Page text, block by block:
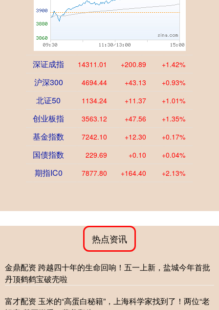
深证成指 14311.01 +200.89 +1.42%
沪深300 4694.44 +43.13 +0.93%
北证50 1134.24 +11.37 +1.01%
创业板指 3563.12 +47.56 +1.35%
基金指数 7242.10 +12.30 +0.17%
国债指数 229.69 +0.10 +0.04%
期指IC0 7877.80 +164.40 +2.13%
热点资讯
金鼎配资 跨越四十年的生命回响！五一上新，盐城今年首批
丹顶鹤鹤宝破壳啦
富才配资 玉米的“高蛋白秘籍”，上海科学家找到了！两位“老